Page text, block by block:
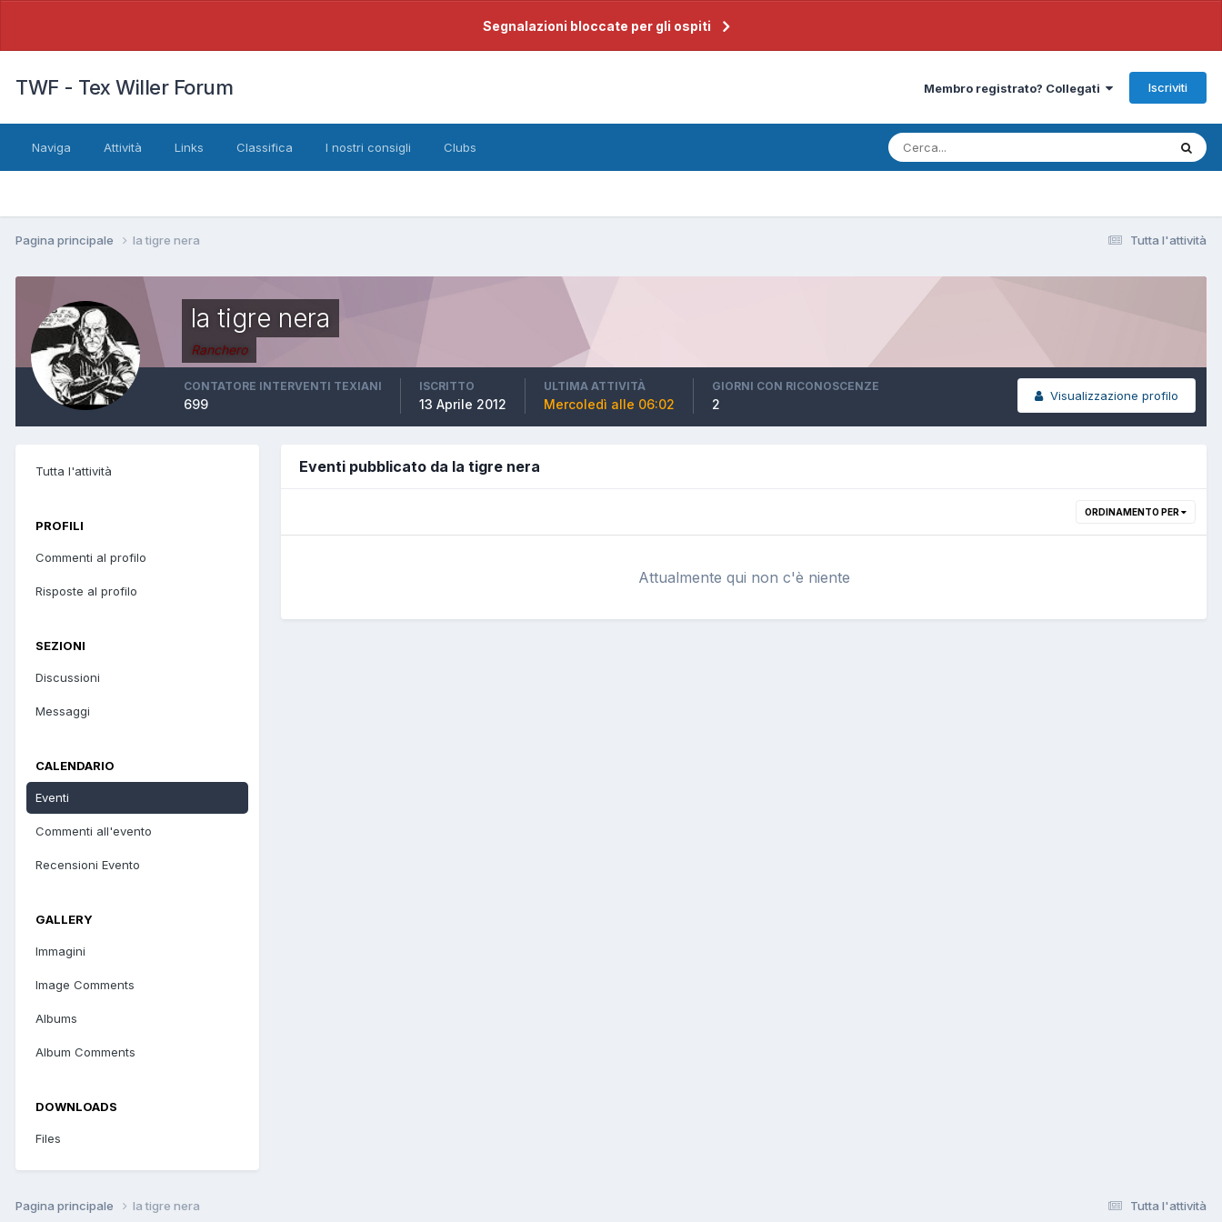
Segnalazioni bloccate per gli ospiti
TWF - Tex Willer Forum Membro registrato? Collegati Iscriviti
Naviga Attività Links Classifica I nostri consigli Clubs
Tutta l'attività
Pagina principale la tigre nera
la tigre nera
Ranchero
Visualizzazione profilo
CONTATORE INTERVENTI TEXIANI
699
ISCRITTO
13 Aprile 2012
ULTIMA ATTIVITÀ
Mercoledì alle 06:02
GIORNI CON RICONOSCENZE
2
Tutta l'attività
PROFILI
Commenti al profilo
Risposte al profilo
SEZIONI
Discussioni
Messaggi
CALENDARIO
Eventi
Commenti all'evento
Recensioni Evento
GALLERY
Immagini
Image Comments
Albums
Album Comments
DOWNLOADS
Files
Eventi pubblicato da la tigre nera
ORDINAMENTO PER
Attualmente qui non c'è niente
Tutta l'attività
Pagina principale la tigre nera